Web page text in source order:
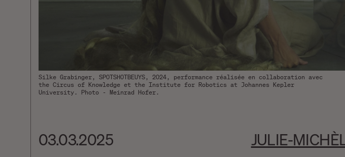
Silke Grabinger, SPOTSHOTBEUYS, 2024, performance réalisée en collaboration avec
the Circus of Knowledge et the Institute for Robotics at Johannes Kepler
University. Photo - Meinrad Hofer.
03.03.2025 JULIE-